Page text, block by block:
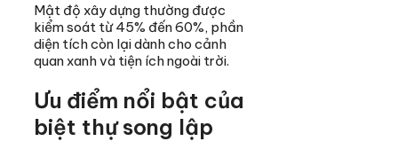
Mật độ xây dựng thường được
kiểm soát từ 45% đến 60%, phần
diện tích còn lại dành cho cảnh
quan xanh và tiện ích ngoài trời.
Ưu điểm nổi bật của
biệt thự song lập